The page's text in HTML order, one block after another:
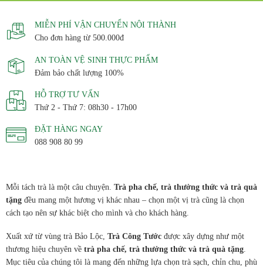
MIỄN PHÍ VẬN CHUYỂN NỘI THÀNH
Cho đơn hàng từ 500.000đ
AN TOÀN VỆ SINH THỰC PHẨM
Đảm bảo chất lượng 100%
HỖ TRỢ TƯ VẤN
Thứ 2 - Thứ 7: 08h30 - 17h00
ĐẶT HÀNG NGAY
088 908 80 99
Mỗi tách trà là một câu chuyện. Trà pha chế, trà thưởng thức và trà quà
tặngđều mang một hương vị khác nhau – chọn một vị trà cũng là chọn
cách tạo nên sự khác biệt cho mình và cho khách hàng.
Xuất xứ từ vùng trà Bảo Lộc, Trà Công Tướcđược xây dựng như một
thương hiệu chuyên về trà pha chế, trà thưởng thức và trà quà tặng.
Mục tiêu của chúng tôi là mang đến những lựa chọn trà sạch, chỉn chu, phù